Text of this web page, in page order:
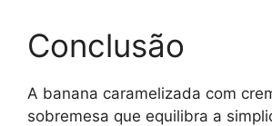
Conclusão
A banana caramelizada com
sobremesa que equilibra a